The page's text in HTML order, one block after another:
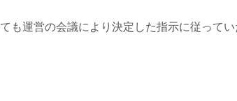
も運営の会議により決定した指示に従ってい